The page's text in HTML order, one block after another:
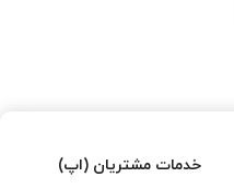
خدمات مشتریان (اپ)